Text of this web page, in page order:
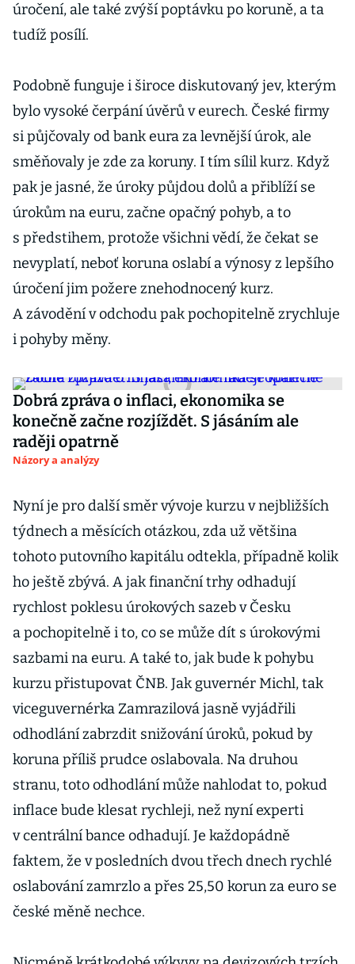
úročení, ale také zvýší poptávku po koruně, a ta
tudíž posílí.
Podobně funguje i široce diskutovaný jev, kterým
bylo vysoké čerpání úvěrů v eurech. České firmy
si půjčovaly od bank eura za levnější úrok, ale
směňovaly je zde za koruny. I tím sílil kurz. Když
pak je jasné, že úroky půjdou dolů a přiblíží se
úrokům na euru, začne opačný pohyb, a to
s předstihem, protože všichni vědí, že čekat se
nevyplatí, neboť koruna oslabí a výnosy z lepšího
úročení jim požere znehodnocený kurz.
A závodění v odchodu pak pochopitelně zrychluje
i pohyby měny.
Dobrá zpráva o inflaci, ekonomika se
konečně začne rozjíždět. S jásáním ale
raději opatrně
Názory a analýzy
Nyní je pro další směr vývoje kurzu v nejbližších
týdnech a měsících otázkou, zda už většina
tohoto putovního kapitálu odtekla, případně kolik
ho ještě zbývá. A jak finanční trhy odhadují
rychlost poklesu úrokových sazeb v Česku
a pochopitelně i to, co se může dít s úrokovými
sazbami na euru. A také to, jak bude k pohybu
kurzu přistupovat ČNB. Jak guvernér Michl, tak
viceguvernérka Zamrazilová jasně vyjádřili
odhodlání zabrzdit snižování úroků, pokud by
koruna příliš prudce oslabovala. Na druhou
stranu, toto odhodlání může nahlodat to, pokud
inflace bude klesat rychleji, než nyní experti
v centrální bance odhadují. Je každopádně
faktem, že v posledních dvou třech dnech rychlé
oslabování zamrzlo a přes 25,50 korun za euro se
české měně nechce.